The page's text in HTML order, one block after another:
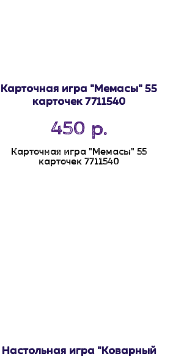
Карточная игра "Мемасы" 55
карточек 7711540
450 р.
Карточная игра "Мемасы" 55
карточек 7711540
Настольная игра "Коварный